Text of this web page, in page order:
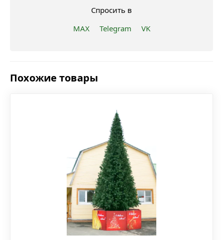
Спросить в
MAX
Telegram VK
Похожие товары